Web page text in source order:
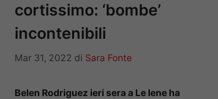
cortissimo: ‘bombe’
incontenibili
Mar 31, 2022 di Sara Fonte
Belen Rodriguez ieri sera a Le Iene ha